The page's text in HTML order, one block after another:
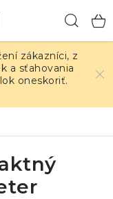
zákazníci, z
a sťahovania
oneskoriť.